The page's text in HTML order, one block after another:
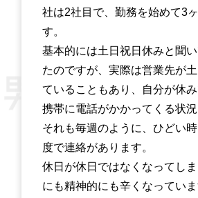
社は2社目で、勤務を始めて3
す。
基本的には土日祝日休みと聞
たのですが、実際は営業先が
ていることもあり、自分が休
携帯に電話がかかってくる状況
それも毎週のように、ひどい
度で連絡があります。
休日が休日ではなくなってし
にも精神的にも辛くなってい